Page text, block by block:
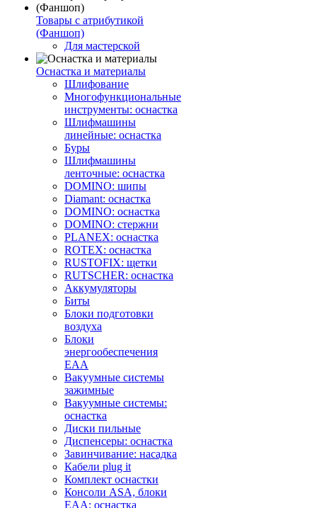
Товары с атрибутикой
(Фаншоп)
Для мастерской
Оснастка и материалы
Шлифование
Многофункциональные
инструменты: оснастка
Шлифмашины
линейные: оснастка
Буры
Шлифмашины
ленточные: оснастка
DOMINO: шипы
Diamant: оснастка
DOMINO: оснастка
DOMINO: стержни
PLANEX: оснастка
ROTEX: оснастка
RUSTOFIX: щетки
RUTSCHER: оснастка
Аккумуляторы
Биты
Блоки подготовки
воздуха
Блоки
энергообеспечения
EAA
Вакуумные системы
зажимные
Вакуумные системы:
оснастка
Диски пильные
Диспенсеры: оснастка
Завинчивание: насадка
Кабели plug it
Комплект оснастки
Консоли ASA, блоки
EAA: оснастка